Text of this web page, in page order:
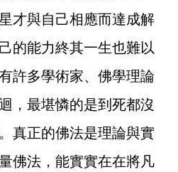
才與自己相應而達成解
的能力終其一生也難以
許多學術家、佛學理論
，最堪憐的是到死都沒
真正的佛法是理論與實
佛法，能實實在在將凡